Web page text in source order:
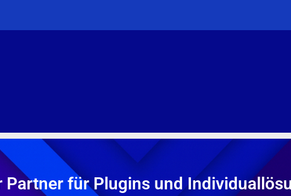
Partner für Plugins und